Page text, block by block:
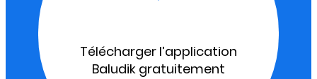
Télécharger l’application
Baludik gratuitement